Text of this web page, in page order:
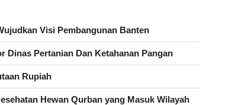
Visi Pembangunan Banten
Dinas Pertanian Dan Ketahanan Pangan
Rupiah
Hewan Qurban yang Masuk Wilayah